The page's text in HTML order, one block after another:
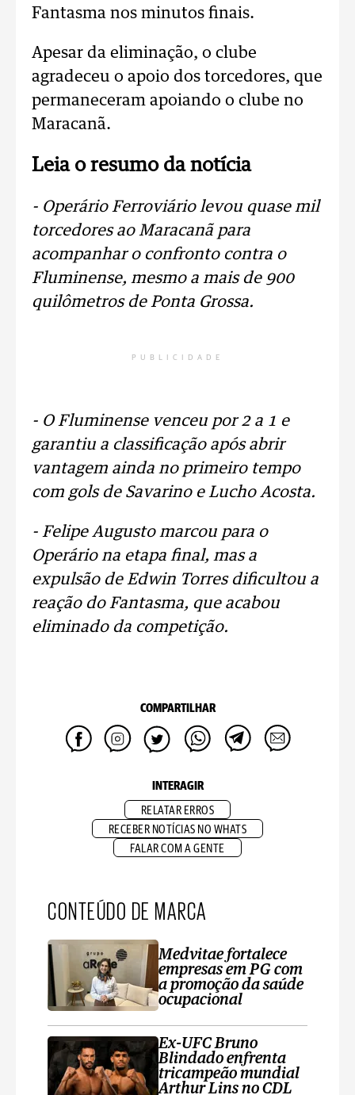
Fantasma nos minutos finais.
Apesar da eliminação, o clube
agradeceu o apoio dos torcedores, que
permaneceram apoiando o clube no
Maracanã.
Leia o resumo da notícia
- Operário Ferroviário levou quase mil
torcedores ao Maracanã para
acompanhar o confronto contra o
Fluminense, mesmo a mais de 900
quilômetros de Ponta Grossa.
PUBLICIDADE
- O Fluminense venceu por 2 a 1 e
garantiu a classificação após abrir
vantagem ainda no primeiro tempo
com gols de Savarino e Lucho Acosta.
- Felipe Augusto marcou para o
Operário na etapa final, mas a
expulsão de Edwin Torres dificultou a
reação do Fantasma, que acabou
eliminado da competição.
COMPARTILHAR
INTERAGIR
RELATAR ERROS
RECEBER NOTÍCIAS NO WHATS
FALAR COM A GENTE
CONTEÚDO DE MARCA
Medvitae fortalece
empresas em PG com
a promoção da saúde
ocupacional
Ex-UFC Bruno
Blindado enfrenta
tricampeão mundial
Arthur Lins no CDL